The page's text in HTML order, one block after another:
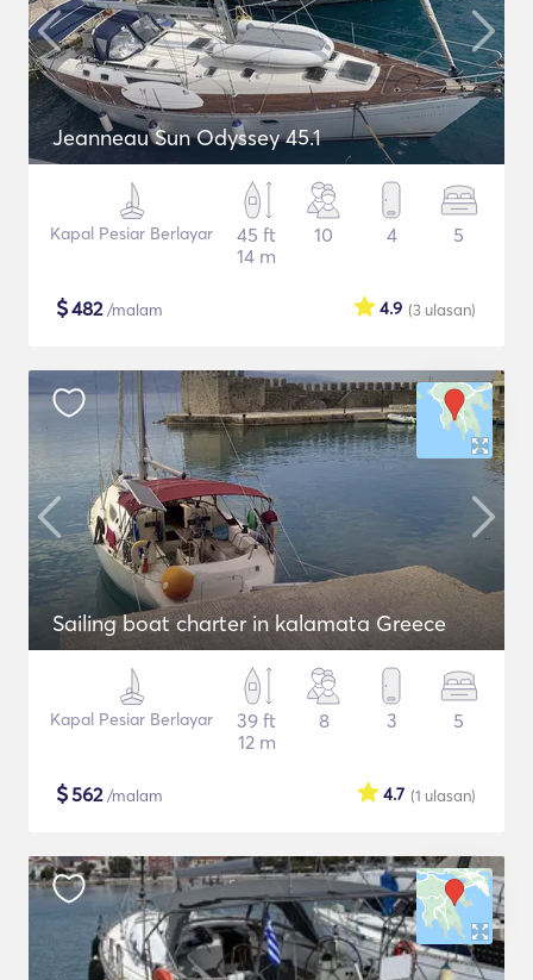
Jeanneau Sun Odyssey 45.1
Kapal Pesiar Berlayar
45 ft
14 m
10 4 5
$482/malam (3 ulasan)
4.9
Sailing boat charter in kalamata Greece
Kapal Pesiar Berlayar
39 ft
12 m
8 3 5
$562/malam (1 ulasan)
4.7